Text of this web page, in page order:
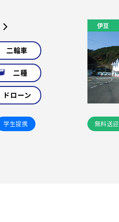
二輪車
二種
ドローン
学生提携
伊豆
無料送迎